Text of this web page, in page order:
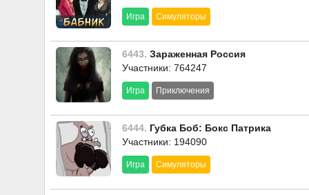
Игра Симуляторы
6443. Зараженная Россия
Участники: 764247
Игра Приключения
6444. Губка Боб: Бокс Патрика
Участники: 194090
Игра Симуляторы